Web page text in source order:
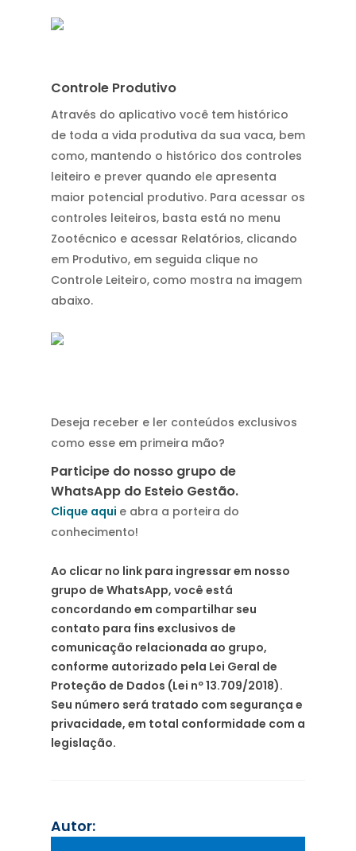
Controle Produtivo
Através do aplicativo você tem histórico
de toda a vida produtiva da sua vaca, bem
como, mantendo o histórico dos controles
leiteiro e prever quando ele apresenta
maior potencial produtivo. Para acessar os
controles leiteiros, basta está no menu
Zootécnico e acessar Relatórios, clicando
em Produtivo, em seguida clique no
Controle Leiteiro, como mostra na imagem
abaixo.
Deseja receber e ler conteúdos exclusivos
como esse em primeira mão?
Participe do nosso grupo de
WhatsApp do Esteio Gestão.
Clique aqui e abra a porteira do
conhecimento!
Ao clicar no link para ingressar em nosso
grupo de WhatsApp, você está
concordando em compartilhar seu
contato para fins exclusivos de
comunicação relacionada ao grupo,
conforme autorizado pela Lei Geral de
Proteção de Dados (Lei nº 13.709/2018).
Seu número será tratado com segurança e
privacidade, em total conformidade com a
legislação.
Autor: